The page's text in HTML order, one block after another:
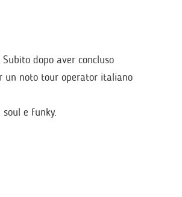
dopo aver concluso
un noto tour operator italiano
e funky.